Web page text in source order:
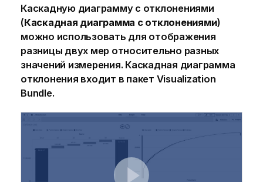
Каскадную диаграмму с отклонениями
(Каскадная диаграмма с отклонениями)
можно использовать для отображения
разницы двух мер относительно разных
значений измерения. Каскадная диаграмма
отклонения входит в пакет Visualization
Bundle.